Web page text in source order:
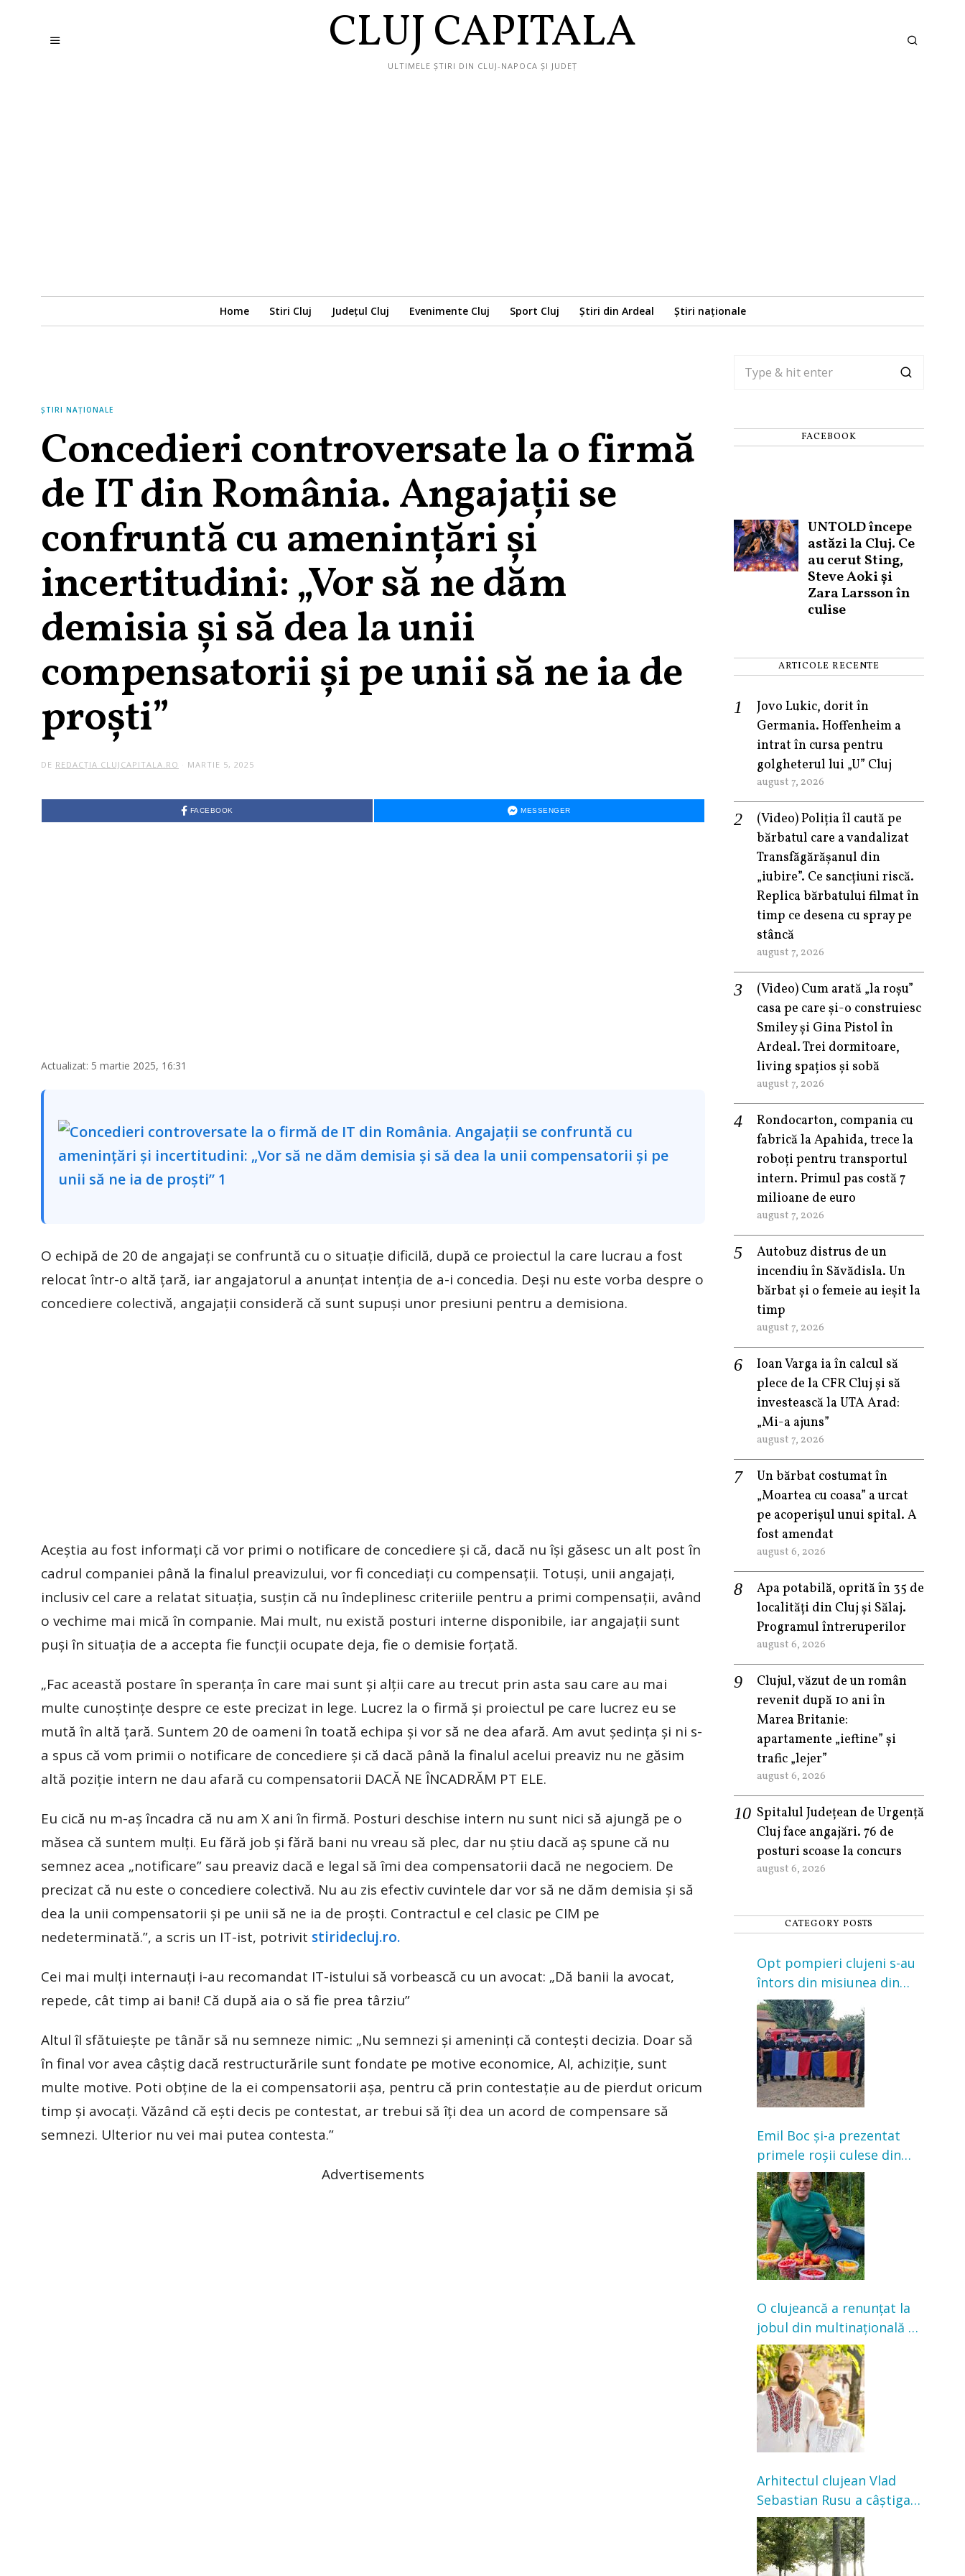
CLUJ CAPITALA
ULTIMELE ȘTIRI DIN CLUJ-NAPOCA ȘI JUDEȚ
Home Stiri Cluj Județul Cluj Evenimente Cluj Sport Cluj Știri din Ardeal Știri naționale
ȘTIRI NAȚIONALE
Concedieri controversate la o firmă
de IT din România. Angajații se
confruntă cu amenințări și
incertitudini: „Vor să ne dăm
demisia și să dea la unii
compensatorii și pe unii să ne ia de
proști”
DE REDACȚIA CLUJCAPITALA.RO MARTIE 5, 2025
FACEBOOK MESSENGER
Actualizat: 5 martie 2025, 16:31
O echipă de 20 de angajați se confruntă cu o situație dificilă, după ce proiectul la care lucrau a fost
relocat într-o altă țară, iar angajatorul a anunțat intenția de a-i concedia. Deși nu este vorba despre o
concediere colectivă, angajații consideră că sunt supuși unor presiuni pentru a demisiona.
Aceștia au fost informați că vor primi o notificare de concediere și că, dacă nu își găsesc un alt post în
cadrul companiei până la finalul preavizului, vor fi concediați cu compensații. Totuși, unii angajați,
inclusiv cel care a relatat situația, susțin că nu îndeplinesc criteriile pentru a primi compensații, având
o vechime mai mică în companie. Mai mult, nu există posturi interne disponibile, iar angajații sunt
puși în situația de a accepta fie funcții ocupate deja, fie o demisie forțată.
„Fac această postare în speranța în care mai sunt și alții care au trecut prin asta sau care au mai
multe cunoștințe despre ce este precizat in lege. Lucrez la o firmă și proiectul pe care lucrez eu se
mută în altă țară. Suntem 20 de oameni în toată echipa și vor să ne dea afară. Am avut ședința și ni s-
a spus că vom primii o notificare de concediere și că dacă până la finalul acelui preaviz nu ne găsim
altă poziție intern ne dau afară cu compensatorii DACĂ NE ÎNCADRĂM PT ELE.
Eu cică nu m-aș încadra că nu am X ani în firmă. Posturi deschise intern nu sunt nici să ajungă pe o
măsea că suntem mulți. Eu fără job și fără bani nu vreau să plec, dar nu știu dacă aș spune că nu
semnez acea „notificare” sau preaviz dacă e legal să îmi dea compensatorii dacă ne negociem. De
precizat că nu este o concediere colectivă. Nu au zis efectiv cuvintele dar vor să ne dăm demisia și să
dea la unii compensatorii și pe unii să ne ia de proști. Contractul e cel clasic pe CIM pe
nedeterminată.”, a scris un IT-ist, potrivit stiridecluj.ro.
Cei mai mulți internauți i-au recomandat IT-istului să vorbească cu un avocat: „Dă banii la avocat,
repede, cât timp ai bani! Că după aia o să fie prea târziu”
Altul îl sfătuiește pe tânăr să nu semneze nimic: „Nu semnezi și ameninți că contești decizia. Doar să
în final vor avea câștig dacă restructurările sunt fondate pe motive economice, AI, achiziție, sunt
multe motive. Poti obține de la ei compensatorii așa, pentru că prin contestație au de pierdut oricum
timp și avocați. Văzând că ești decis pe contestat, ar trebui să îți dea un acord de compensare să
semnezi. Ulterior nu vei mai putea contesta.”
Advertisements
FACEBOOK
UNTOLD începe
astăzi la Cluj. Ce
au cerut Sting,
Steve Aoki și
Zara Larsson în
culise
ARTICOLE RECENTE
Jovo Lukic, dorit în
Germania. Hoffenheim a
intrat în cursa pentru
golgheterul lui „U” Cluj
august 7, 2026
(Video) Poliția îl caută pe
bărbatul care a vandalizat
Transfăgărășanul din
„iubire”. Ce sancțiuni riscă.
Replica bărbatului filmat în
timp ce desena cu spray pe
stâncă
august 7, 2026
(Video) Cum arată „la roşu”
casa pe care şi-o construiesc
Smiley şi Gina Pistol în
Ardeal. Trei dormitoare,
living spațios și sobă
august 7, 2026
Rondocarton, compania cu
fabrică la Apahida, trece la
roboți pentru transportul
intern. Primul pas costă 7
milioane de euro
august 7, 2026
Autobuz distrus de un
incendiu în Săvădisla. Un
bărbat și o femeie au ieșit la
timp
august 7, 2026
Ioan Varga ia în calcul să
plece de la CFR Cluj și să
investească la UTA Arad:
„Mi-a ajuns”
august 7, 2026
Un bărbat costumat în
„Moartea cu coasa” a urcat
pe acoperișul unui spital. A
fost amendat
august 6, 2026
Apa potabilă, oprită în 35 de
localități din Cluj și Sălaj.
Programul întreruperilor
august 6, 2026
Clujul, văzut de un român
revenit după 10 ani în
Marea Britanie:
apartamente „ieftine” și
trafic „lejer”
august 6, 2026
Spitalul Județean de Urgență
Cluj face angajări. 76 de
posturi scoase la concurs
august 6, 2026
CATEGORY POSTS
Opt pompieri clujeni s-au
întors din misiunea din
Franța. Au intervenit la
incendii de vegetație și
pădure
Emil Boc și-a prezentat
primele roșii culese din
grădină: „Niciun magazin
nu poate oferi această
satisfacție”
O clujeancă a renunțat la
jobul din multinațională și
s-a mutat la țară. Acum
cultivă legume în grădina
bunicilor
Arhitectul clujean Vlad
Sebastian Rusu a câștigat
concursul pentru
transformarea Grădinii
Casei Universitarilor